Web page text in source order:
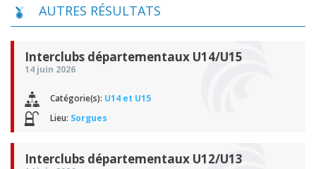
AUTRES RÉSULTATS
Interclubs départementaux U14/U15
14 juin 2026
Catégorie(s): U14 et U15
Lieu: Sorgues
Interclubs départementaux U12/U13